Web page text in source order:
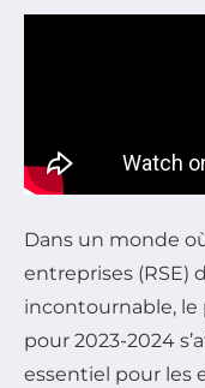
Dans un monde
entreprises (RSE)
incontournable, le
pour 2023-2024
essentiel pour les